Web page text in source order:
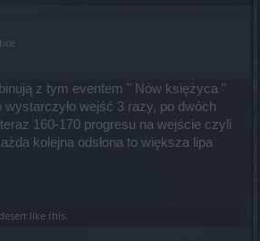
z tym eventem " Nów księżyca "
wystarczyło wejść 3 razy, po dwóch
160-170 progresu na wejście czyli
kolejna odsłona to większa lipa
like this.